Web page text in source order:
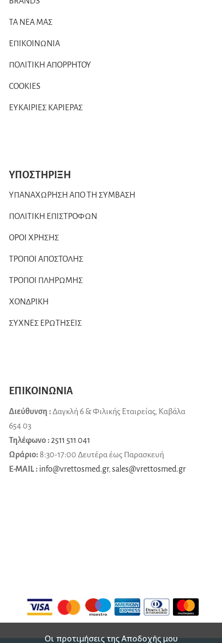
ΤΑ ΝΕΑ ΜΑΣ
ΕΠΙΚΟΙΝΩΝΙΑ
ΠΟΛΙΤΙΚΗ ΑΠΟΡΡΗΤΟΥ
COOKIES
ΕΥΚΑΙΡΙΕΣ ΚΑΡΙΕΡΑΣ
ΥΠΟΣΤΗΡΙΞΗ
ΥΠΑΝΑΧΩΡΗΣΗ ΑΠΟ ΤΗ ΣΥΜΒΑΣΗ
ΠΟΛΙΤΙΚΗ ΕΠΙΣΤΡΟΦΩΝ
ΟΡΟΙ ΧΡΗΣΗΣ
ΤΡΟΠΟΙ ΑΠΟΣΤΟΛΗΣ
ΤΡΟΠΟΙ ΠΛΗΡΩΜΗΣ
ΧΟΝΔΡΙΚΗ
ΣΥΧΝΕΣ ΕΡΩΤΗΣΕΙΣ
ΕΠΙΚΟΙΝΩΝΙΑ
Διεύθυνση :Δαγκλή 6 & Φιλικής Εταιρείας, Καβάλα
654 03
Τηλέφωνο :2511 511 041
Ωράριο: 8:30-17:00 Δευτέρα έως Παρασκευή
E-MAIL : info@vrettosmed.gr, sales@vrettosmed.gr
Οι προτιμήσεις της Αποδοχής μου